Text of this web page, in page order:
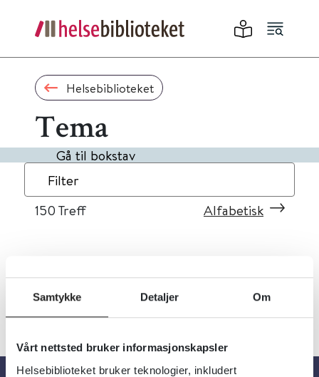
Samtykke Detaljer Om
Vårt nettsted bruker informasjonskapsler
Helsebiblioteket bruker teknologier, inkludert
Helsebiblioteket
Tema
Gå til bokstav
Filter
150 Treff Alfabetisk
« 1 12 13 »